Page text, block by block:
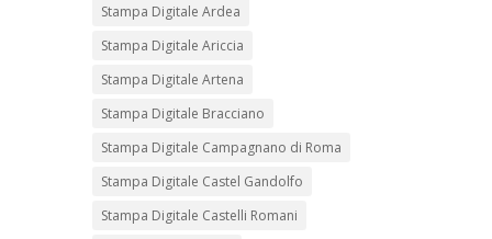
Stampa Digitale Ardea
Stampa Digitale Ariccia
Stampa Digitale Artena
Stampa Digitale Bracciano
Stampa Digitale Campagnano di Roma
Stampa Digitale Castel Gandolfo
Stampa Digitale Castelli Romani